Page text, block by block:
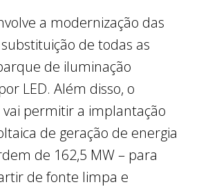
a modernização das
de todas as
de iluminação
LED. Além disso, o
permitir a implantação
de geração de energia
de 162,5 MW – para
de fonte limpa e